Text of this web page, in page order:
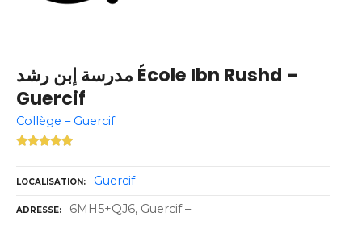
مدرسة إبن رشد École Ibn Rushd –
Guercif
Collège – Guercif
LOCALISATION Guercif
ADRESSE 6MH5+QJ6, Guercif –